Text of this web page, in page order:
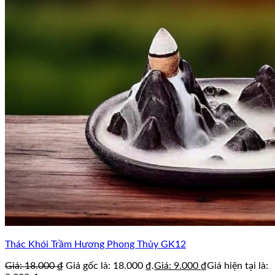
Thác Khói Trầm Hương Phong Thủy GK12
Giá: 18.000₫ Giá gốc là: 18.000 ₫.Giá: 9.000 ₫Giá hiện tại là: